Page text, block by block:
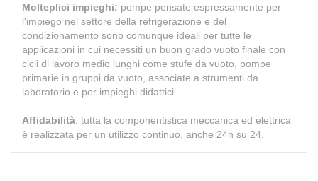
Molteplici impieghi: pompe pensate espressamente per
l'impiego nel settore della refrigerazione e del
condizionamento sono comunque ideali per tutte le
applicazioni in cui necessiti un buon grado vuoto finale con
cicli di lavoro medio lunghi come stufe da vuoto, pompe
primarie in gruppi da vuoto, associate a strumenti da
laboratorio e per impieghi didattici.
Affidabilità: tutta la componentistica meccanica ed elettrica
è realizzata per un utilizzo continuo, anche 24h su 24.